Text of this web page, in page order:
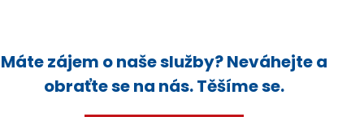
Máte zájem o naše služby? Neváhejte a
obraťte se na nás. Těšíme se.